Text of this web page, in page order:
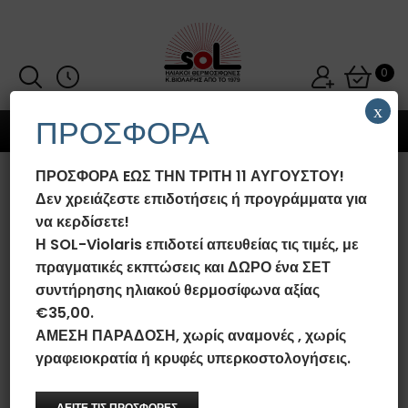
0
MENU
ΗΛΙΑΚΌΣ ΘΕΡΜΟΣΊΦΩΝΑΣ SOL-
VIOLARIS 120LT/2.0M²
GLASS/INOX ΕΠΙΛΕΚΤΙΚΌΣ
ΤΙΤΑΝΊΟΥ FULL PLATE (ΕΝΙΑΊΟ
ΠΆΝΕΛ) ΤΡΙΠΛΉΣ ΕΝΈΡΓΕΙΑΣ
Αρχική σελίδα /Ηλιακοί Θερμοσίφωνες SOL-Violaris Glass/Inox
Ηλιακοί Θερμοσίφωνες SOL-Violaris Glass/Inox Τριπλής
Ενέργειας/Ηλιακός Θερμοσίφωνας SOL-Violaris 120lt/2.0m²
Τριπλής Ενέργειας Κεραμοσκεπής
ΠΡΟΣΦΟΡΑ
ΠΡΟΣΦΟΡΑ EΩΣ ΤΗΝ ΤΡΙΤΗ 11 ΑΥΓΟΥΣΤΟΥ!
Δεν χρειάζεστε επιδοτήσεις ή προγράμματα για
να κερδίσετε!
Η SOL-Violaris επιδοτεί απευθείας τις τιμές, με
πραγματικές εκπτώσεις και ΔΩΡΟ ένα ΣΕΤ
συντήρησης ηλιακού θερμοσίφωνα αξίας
€35,00.
ΑΜΕΣΗ ΠΑΡΑΔΟΣΗ, χωρίς αναμονές , χωρίς
γραφειοκρατία ή κρυφές υπερκοστολογήσεις.
x